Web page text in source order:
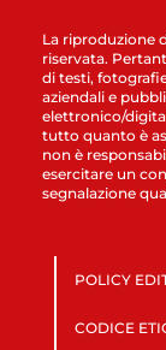
La riproduzione
riservata.
di testi,
aziendali e
elettronico/
tutto quanto è
non è
esercitare un
segnalazione
POLICY
CODICE